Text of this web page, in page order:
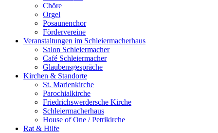
Chöre
Orgel
Posaunenchor
Fördervereine
Veranstaltungen im Schleiermacherhaus
Salon Schleiermacher
Café Schleiermacher
Glaubensgespräche
Kirchen & Standorte
St. Marienkirche
Parochialkirche
Friedrichswerdersche Kirche
Schleiermacherhaus
House of One / Petrikirche
Rat & Hilfe